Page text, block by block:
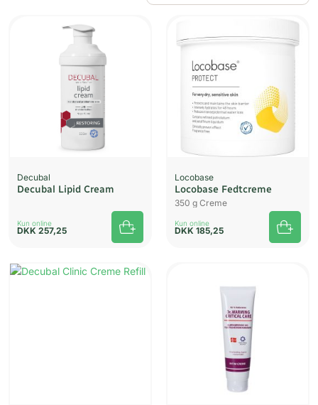
popularitet
Decubal
Decubal Lipid Cream
Kun online
DKK 257,25
Locobase
Locobase Fedtcreme
350 g Creme
Kun online
DKK 185,25
UDSOLGT